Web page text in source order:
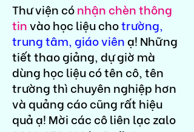
Thư viện cónhận chèn thông
tinvào học liệu chotrường,
trung tâm, giáo viênạ! Những
tiết thao giảng, dự giờ mà
dùng học liệu có tên cô, tên
trường thì chuyên nghiệp hơn
và quảng cáo cũng rất hiệu
quả ạ! Mời các cô liên lạc zalo